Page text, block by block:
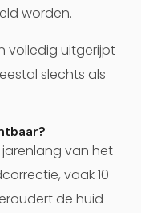
worden.
volledig uitgerijpt
slechts als
van het
vaak 10
de huid